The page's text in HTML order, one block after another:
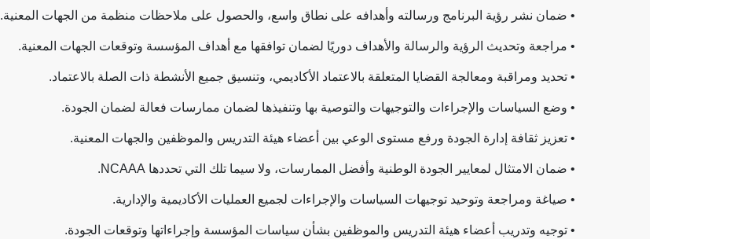
• ضمان نشر رؤية البرنامج ورسالته وأهدافه على نطاق واسع، والحصول على ملاحظات منظمة من الجهات المعنية.
• مراجعة وتحديث الرؤية والرسالة والأهداف دوريًا لضمان توافقها مع أهداف المؤسسة وتوقعات الجهات المعنية.
• تحديد ومراقبة ومعالجة القضايا المتعلقة بالاعتماد الأكاديمي، وتنسيق جميع الأنشطة ذات الصلة بالاعتماد.
• وضع السياسات والإجراءات والتوجيهات والتوصية بها وتنفيذها لضمان ممارسات فعالة لضمان الجودة.
• تعزيز ثقافة إدارة الجودة ورفع مستوى الوعي بين أعضاء هيئة التدريس والموظفين والجهات المعنية.
• ضمان الامتثال لمعايير الجودة الوطنية وأفضل الممارسات، ولا سيما تلك التي تحددها NCAAA
.
• صياغة ومراجعة وتوحيد توجيهات السياسات والإجراءات لجميع العمليات الأكاديمية والإدارية.
• توجيه وتدريب أعضاء هيئة التدريس والموظفين بشأن سياسات المؤسسة وإجراءاتها وتوقعات الجودة.